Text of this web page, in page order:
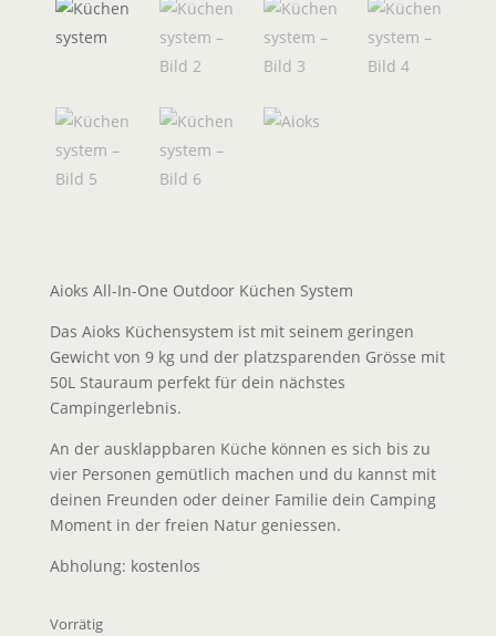
Aioks All-In-One Outdoor Küchen System
Das Aioks Küchensystem ist mit seinem geringen
Gewicht von 9 kg und der platzsparenden Grösse mit
50L Stauraum perfekt für dein nächstes
Campingerlebnis.
An der ausklappbaren Küche können es sich bis zu
vier Personen gemütlich machen und du kannst mit
deinen Freunden oder deiner Familie dein Camping
Moment in der freien Natur geniessen.
Abholung: kostenlos
Vorrätig